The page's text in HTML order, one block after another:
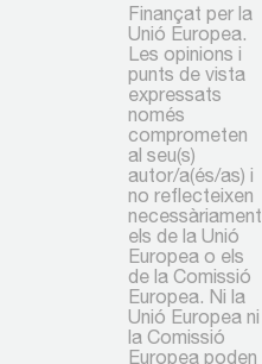
Finançat per la
Unió Europea.
Les opinions i
punts de vista
expressats
només
comprometen
al seu(s)
autor/a(és/as) i
no reflecteixen
necessàriament
els de la Unió
Europea o els
de la Comissió
Europea. Ni la
Unió Europea ni
la Comissió
Europea poden